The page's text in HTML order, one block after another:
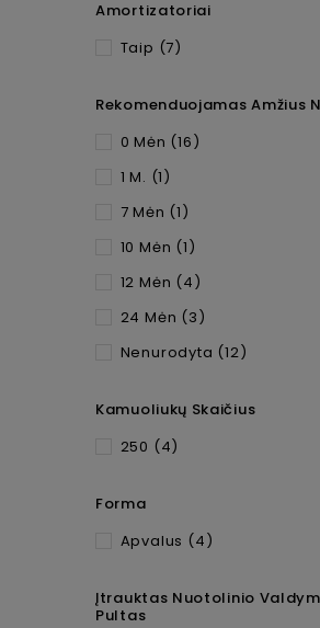
Amortizatoriai
Taip (7)
Rekomenduojamas Amžius
0 Mėn (16)
1 M. (1)
7 Mėn (1)
10 Mėn (1)
12 Mėn (4)
24 Mėn (3)
Nenurodyta (12)
Kamuoliukų Skaičius
250 (4)
Forma
Apvalus (4)
Įtrauktas Nuotolinio
Pultas